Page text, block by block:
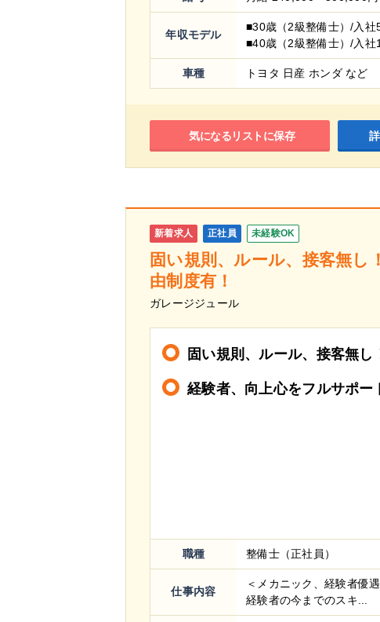
年収モデル
■30歳（2級整備士）/入社
■40歳（2級整備士）/入社
車種 トヨタ 日産 ホンダ など
気になるリストに保存
新着求人 正社員 未経験OK
固い規則、ルール、接客無し
由制度有！
ガレージジュール
固い規則、ルール、接客無し
経験者、向上心をフルサポー
職種 整備士（正社員）
仕事内容
＜メカニック、経験者優
経験者の今までのスキ...